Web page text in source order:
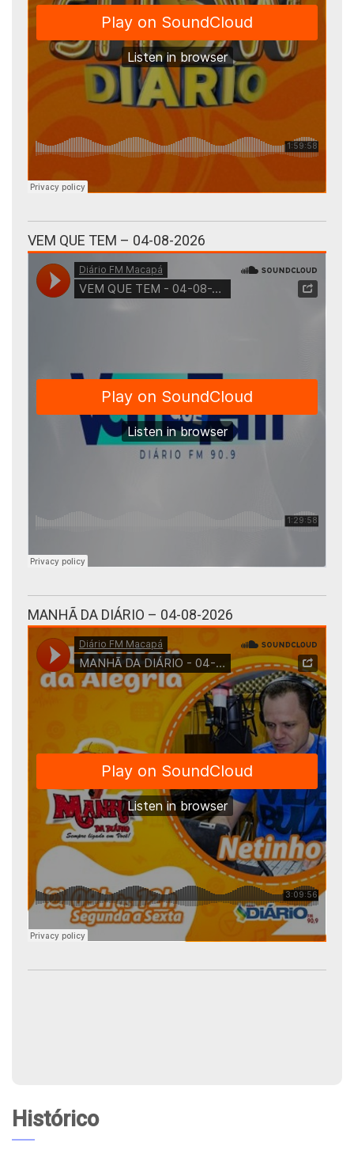
VEM QUE TEM – 04-08-2026
MANHÃ DA DIÁRIO – 04-08-2026
Histórico